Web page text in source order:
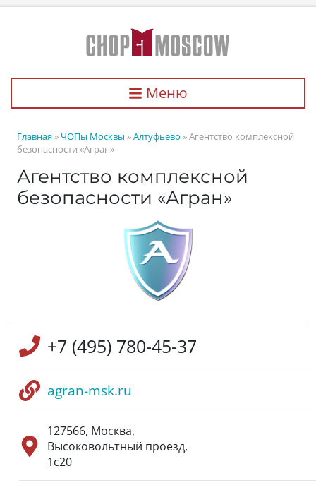
Меню
Главная » ЧОПы Москвы »Алтуфьево » Агентство комплексной
безопасности «Агран»
Агентство комплексной
безопасности «Агран»
+7 (495) 780-45-37
agran-msk.ru
127566, Москва,
Высоковольтный проезд,
1с20